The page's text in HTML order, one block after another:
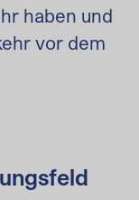
haben und
vor dem